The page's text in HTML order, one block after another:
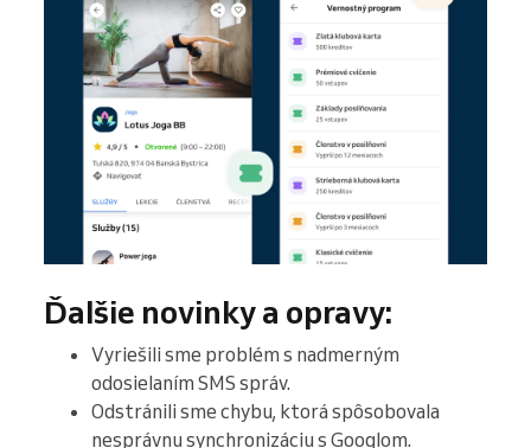
Ďalšie novinky a opravy:
Vyriešili sme problém s nadmerným
odosielaním SMS správ.
Odstránili sme chybu, ktorá spôsobovala
nesprávnu synchronizáciu s Googlom.